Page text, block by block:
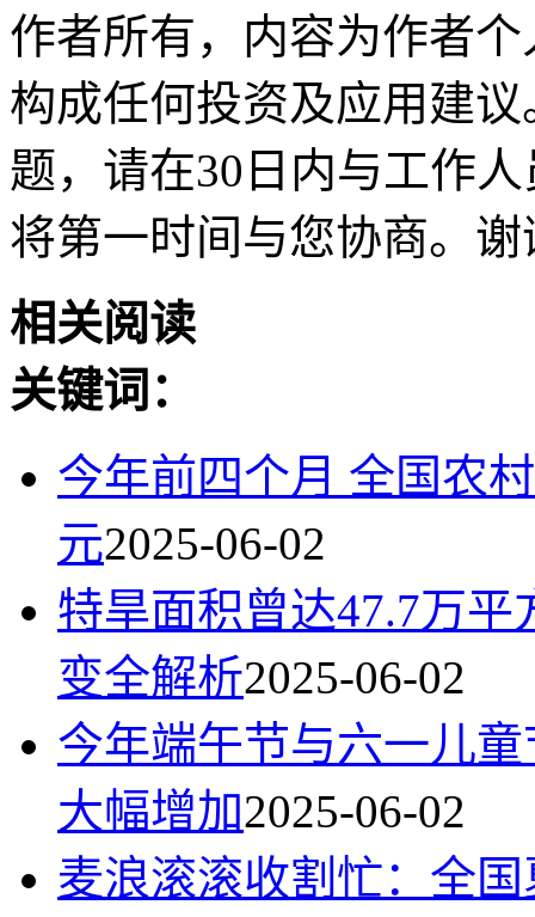
作者所有，内容为作者
构成任何投资及应用建
题，请在30日内与工作
将第一时间与您协商。
相关阅读
关键词：
今年前四个月 全国农
元2025-06-02
特旱面积曾达47.7万
变全解析2025-06-02
今年端午节与六一儿
大幅增加2025-06-02
麦浪滚滚收割忙：全